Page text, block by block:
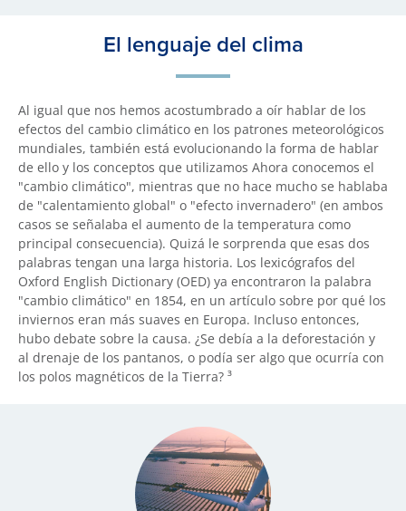
El lenguaje del clima
Al igual que nos hemos acostumbrado a oír hablar de los
efectos del cambio climático en los patrones meteorológicos
mundiales, también está evolucionando la forma de hablar
de ello y los conceptos que utilizamos Ahora conocemos el
"cambio climático", mientras que no hace mucho se hablaba
de "calentamiento global" o "efecto invernadero" (en ambos
casos se señalaba el aumento de la temperatura como
principal consecuencia). Quizá le sorprenda que esas dos
palabras tengan una larga historia. Los lexicógrafos del
Oxford English Dictionary (OED) ya encontraron la palabra
"cambio climático" en 1854, en un artículo sobre por qué los
inviernos eran más suaves en Europa. Incluso entonces,
hubo debate sobre la causa. ¿Se debía a la deforestación y
al drenaje de los pantanos, o podía ser algo que ocurría con
los polos magnéticos de la Tierra? ³